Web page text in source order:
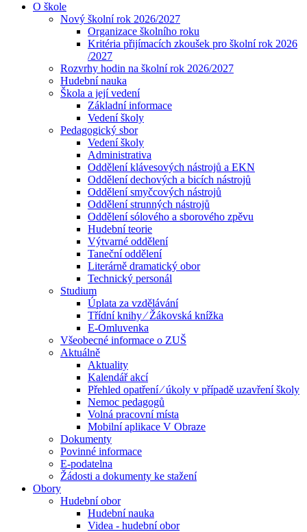
O škole
Nový školní rok 2026/2027
Organizace školního roku
Kritéria přijímacích zkoušek pro školní rok 2026
/2027
Rozvrhy hodin na školní rok 2026/2027
Hudební nauka
Škola a její vedení
Základní informace
Vedení školy
Pedagogický sbor
Vedení školy
Administrativa
Oddělení klávesových nástrojů a EKN
Oddělení dechových a bicích nástrojů
Oddělení smyčcových nástrojů
Oddělení strunných nástrojů
Oddělení sólového a sborového zpěvu
Hudební teorie
Výtvarné oddělení
Taneční oddělení
Literárně dramatický obor
Technický personál
Studium
Úplata za vzdělávání
Třídní knihy ⁄ Žákovská knížka
E-Omluvenka
Všeobecné informace o ZUŠ
Aktuálně
Aktuality
Kalendář akcí
Přehled opatření ⁄ úkoly v případě uzavření školy
Nemoc pedagogů
Volná pracovní místa
Mobilní aplikace V Obraze
Dokumenty
Povinné informace
E-podatelna
Žádosti a dokumenty ke stažení
Obory
Hudební obor
Hudební nauka
Videa - hudební obor